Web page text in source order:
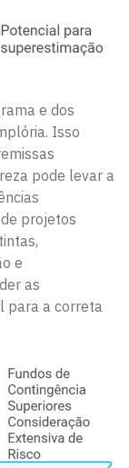
e dos
Isso
pode levar a
projetos
e
as
para a correta